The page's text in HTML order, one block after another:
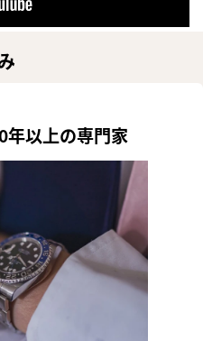
年以上の専門家